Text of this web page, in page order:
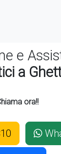
e
a
ora!!